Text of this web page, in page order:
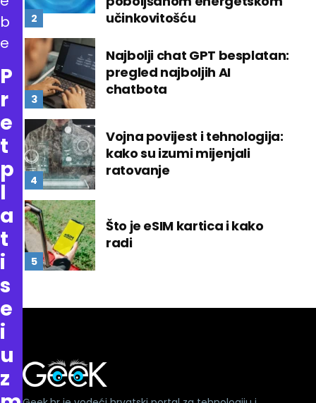
učinkovitošću
Najbolji chat GPT besplatan:
pregled najboljih AI
chatbota
Vojna povijest i tehnologija:
kako su izumi mijenjali
ratovanje
Što je eSIM kartica i kako
radi
b
e
P
r
e
t
p
l
a
t
i
s
e
i
u
z